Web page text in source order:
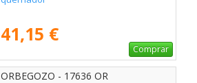
41,15 €
Comprar
ORBEGOZO - 17636 OR